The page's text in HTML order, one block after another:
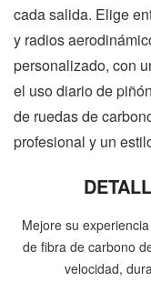
cada salida. Elige
y radios
personalizado, con
el uso diario de
de ruedas de
profesional y un
Mejore su
de fibra de carbono
velocidad,